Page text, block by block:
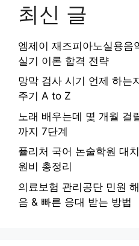
최신 글
엠제이 재즈피아노실용음
실기 이론 합격 전략
망막 검사 시기 언제 하는
주기 A to Z
노래 배우는데 몇 개월 걸
까지 7단계
퓰리처 국어 논술학원 대
원비 총정리
의료보험 관리공단 민원
음 & 빠른 응대 받는 방법